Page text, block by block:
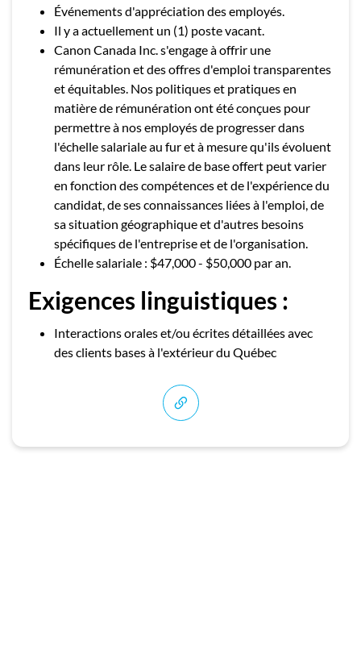
Événements d'appréciation des employés.
Il y a actuellement un (1) poste vacant.
Canon Canada Inc. s'engage à offrir une
rémunération et des offres d'emploi transparentes
et équitables. Nos politiques et pratiques en
matière de rémunération ont été conçues pour
permettre à nos employés de progresser dans
l'échelle salariale au fur et à mesure qu'ils évoluent
dans leur rôle. Le salaire de base offert peut varier
en fonction des compétences et de l'expérience du
candidat, de ses connaissances liées à l'emploi, de
sa situation géographique et d'autres besoins
spécifiques de l'entreprise et de l'organisation.
Échelle salariale : $47,000 - $50,000 par an.
Exigences linguistiques :
Interactions orales et/ou écrites détaillées avec
des clients bases à l'extérieur du Québec